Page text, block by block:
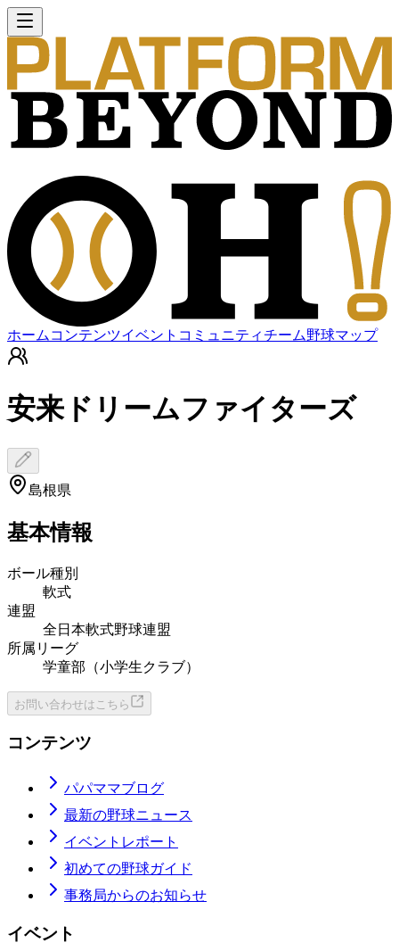
ホーム コンテンツイベント コミュニティチーム野球マップ
安来ドリームファイターズ
島根県
基本情報
ボール種別
軟式
連盟
全日本軟式野球連盟
所属リーグ
学童部（小学生クラブ）
お問い合わせはこちら
コンテンツ
パパママブログ
最新の野球ニュース
イベントレポート
初めての野球ガイド
事務局からのお知らせ
イベント